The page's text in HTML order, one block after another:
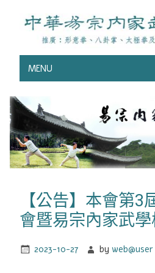
MENU
【公告】本會第3
會暨易宗內家武
2023-10-27 byweb@user